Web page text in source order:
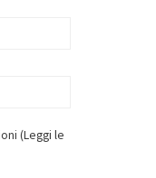
(Leggi le